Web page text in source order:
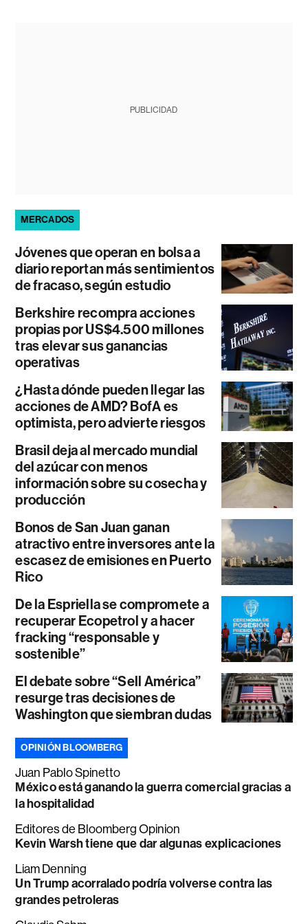
PUBLICIDAD
MERCADOS
Jóvenes que operan en bolsa a
diario reportan más sentimientos
de fracaso, según estudio
Berkshire recompra acciones
propias por US$4.500 millones
tras elevar sus ganancias
operativas
¿Hasta dónde pueden llegar las
acciones de AMD? BofA es
optimista, pero advierte riesgos
Brasil deja al mercado mundial
del azúcar con menos
información sobre su cosecha y
producción
Bonos de San Juan ganan
atractivo entre inversores ante la
escasez de emisiones en Puerto
Rico
De la Espriella se compromete a
recuperar Ecopetrol y a hacer
fracking “responsable y
sostenible”
El debate sobre “Sell América”
resurge tras decisiones de
Washington que siembran dudas
OPINIÓN BLOOMBERG
Juan Pablo Spinetto
México está ganando la guerra comercial gracias a
la hospitalidad
Editores de Bloomberg Opinion
Kevin Warsh tiene que dar algunas explicaciones
Liam Denning
Un Trump acorralado podría volverse contra las
grandes petroleras